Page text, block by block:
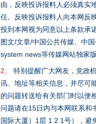
由，反映投诉报料人必须真实
任。反映投诉报料人向本网反
投到本网视为同意以上条款承
图文/文章/中国公共传媒、中
system news等传媒网站独家
2、
特别提醒广大网友，党政
讯、地址等相关信息，并尽可
的问题转送给有关部门时以便
问题请在15日内与本网联系和
国际大厦）1层 1 2 1号），避